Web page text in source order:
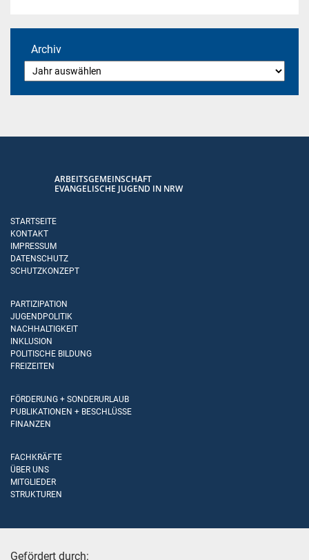
Archiv
ARBEITSGEMEINSCHAFT
EVANGELISCHE JUGEND IN NRW
STARTSEITE
KONTAKT
IMPRESSUM
DATENSCHUTZ
SCHUTZKONZEPT
PARTIZIPATION
JUGENDPOLITIK
NACHHALTIGKEIT
INKLUSION
POLITISCHE BILDUNG
FREIZEITEN
FÖRDERUNG + SONDERURLAUB
PUBLIKATIONEN + BESCHLÜSSE
FINANZEN
FACHKRÄFTE
ÜBER UNS
MITGLIEDER
STRUKTUREN
Gefördert durch: